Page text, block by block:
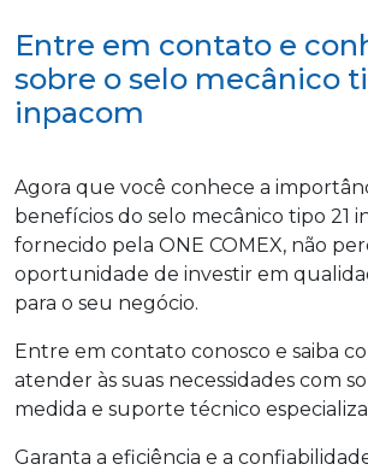
Entre em contato e
sobre o selo mecânico
inpacom
Agora que você conhece a
benefícios do selo mecânico tipo 21
fornecido pela ONE COMEX, não
oportunidade de investir em
para o seu negócio.
Entre em contato conosco e saiba
atender às suas necessidades com
medida e suporte técnico
Garanta a eficiência e a